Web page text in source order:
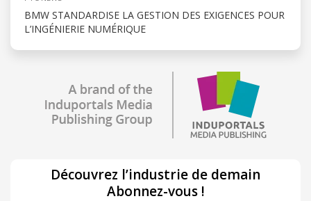
BMW STANDARDISE LA GESTION DES EXIGENCES POUR
L’INGÉNIERIE NUMÉRIQUE
Découvrez l’industrie de demain
Abonnez-vous !